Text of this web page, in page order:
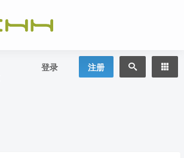
登录 注册